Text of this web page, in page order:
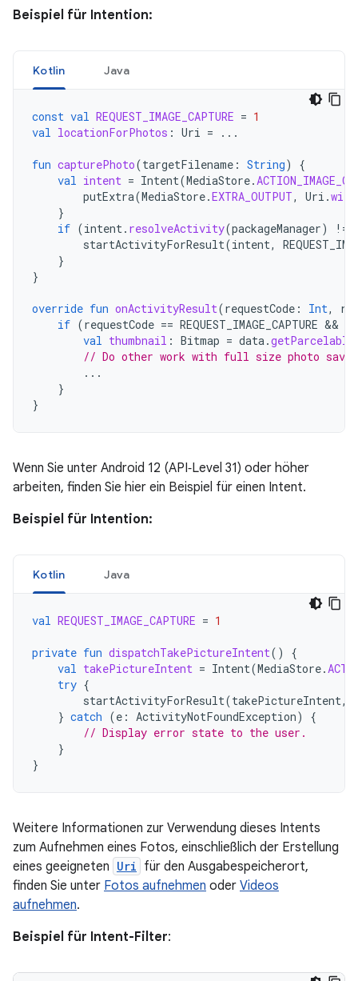
Beispiel für Intention:
Kotlin Java
const val REQUEST_IMAGE_CAPTURE = 1
val locationForPhotos : Uri = ...
fun capturePhoto(targetFilename : String)
{
val intent = Intent(MediaStore.
putExtra(MediaStore.EXTRA_OUTPUT, Uri .
}
if (intent. resolveActivity(packageManager) !=
startActivityForResult(intent,
}
}
override fun onActivityResult(requestCode : Int,
if (requestCode == REQUEST_IMAGE_CAPTURE &&
val thumbnail : Bitmap = data.
// Do other work with full size photo
...
}
}
Wenn Sie unter Android 12 (API‑Level 31) oder höher
arbeiten, finden Sie hier ein Beispiel für einen Intent.
Beispiel für Intention:
Kotlin Java
val REQUEST_IMAGE_CAPTURE = 1
private fun dispatchTakePictureIntent()
{
val takePictureIntent = Intent(MediaStore.
try {
startActivityForResult(takePictureIntent,
} catch (e : ActivityNotFoundException)
{
// Display error state to the user.
}
}
Weitere Informationen zur Verwendung dieses Intents
zum Aufnehmen eines Fotos, einschließlich der Erstellung
eines geeigneten Uri für den Ausgabespeicherort,
finden Sie unter Fotos aufnehmen oder Videos
aufnehmen.
Beispiel für Intent-Filter: